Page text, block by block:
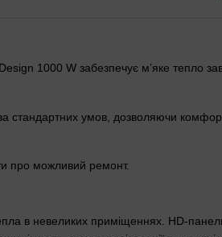
1000 W забезпечує м’яке тепло
стандартних умов, дозволяючи
про можливий ремонт.
в невеликих приміщеннях. HD-